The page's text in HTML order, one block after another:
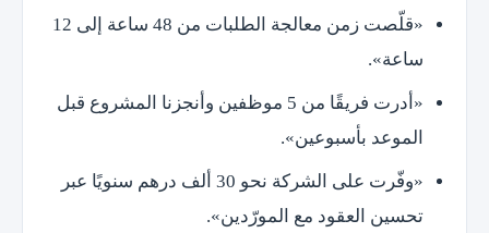
«قلّصت زمن معالجة الطلبات من 48 ساعة إلى 12
ساعة».
«أدرت فريقًا من 5 موظفين وأنجزنا المشروع قبل
الموعد بأسبوعين».
«وفّرت على الشركة نحو 30 ألف درهم سنويًا عبر
تحسين العقود مع المورّدين».